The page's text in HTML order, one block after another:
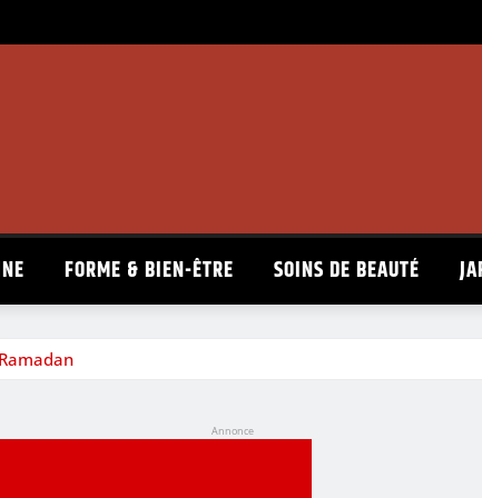
FORME & BIEN-ÊTRE SOINS DE BEAUTÉ
Annonce